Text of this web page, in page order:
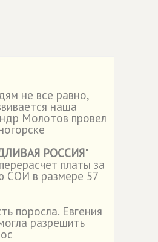
не все равно,
наша
Молотов провел
РОССИЯ"
платы за
СОИ в размере 57
поросла. Евгения
разрешить